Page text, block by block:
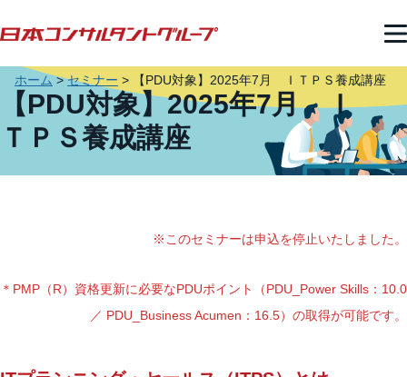
ホーム>セミナー > 【PDU対象】2025年7月 ＩＴＰＳ養成講座
【PDU対象】2025年7月 Ｉ
ＴＰＳ養成講座
※このセミナーは申込を停止いたしました。
＊PMP（R）資格更新に必要なPDUポイント（PDU_Power Skills：10.0
／ PDU_Business Acumen：16.5）の取得が可能です。